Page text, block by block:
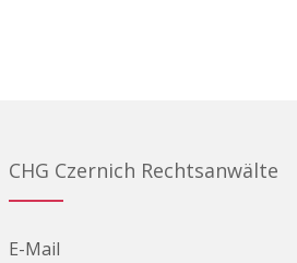
CHG Czernich Rechtsanwälte
E-Mail